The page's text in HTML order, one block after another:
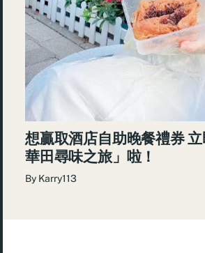
想贏取酒店自助晚餐禮券
華田尋味之旅」啦！
By Karry113